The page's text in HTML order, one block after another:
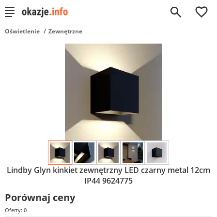
0
Oświetlenie Zewnętrzne
Lindby Glyn kinkiet zewnętrzny LED czarny metal 12cm
IP44 9624775
Porównaj ceny
Oferty: 0